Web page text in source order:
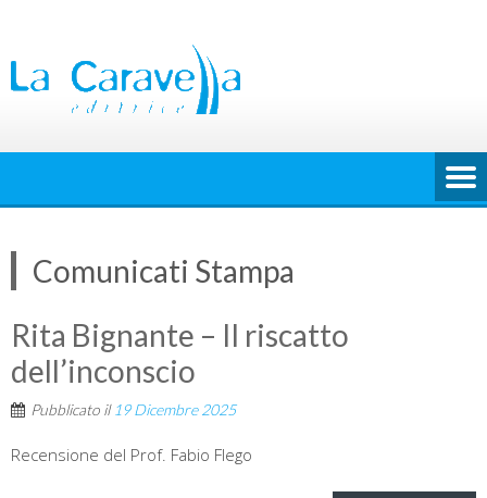
content
Comunicati Stampa
Rita Bignante – Il riscatto
dell’inconscio
Pubblicato il 19 Dicembre 2025
Recensione del Prof. Fabio Flego